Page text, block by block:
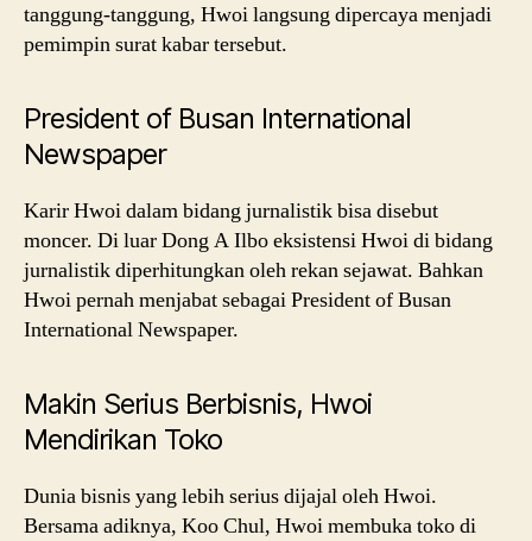
tanggung-tanggung, Hwoi langsung dipercaya menjadi
pemimpin surat kabar tersebut.
President of Busan International
Newspaper
Karir Hwoi dalam bidang jurnalistik bisa disebut
moncer. Di luar Dong A Ilbo eksistensi Hwoi di bidang
jurnalistik diperhitungkan oleh rekan sejawat. Bahkan
Hwoi pernah menjabat sebagai President of Busan
International Newspaper.
Makin Serius Berbisnis, Hwoi
Mendirikan Toko
Dunia bisnis yang lebih serius dijajal oleh Hwoi.
Bersama adiknya, Koo Chul, Hwoi membuka toko di